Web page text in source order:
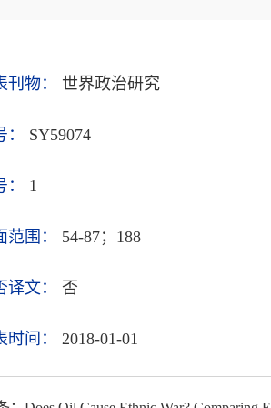
刊物： 世界政治研究
SY59074
1
范围： 54-87；188
译文： 否
时间： 2018-01-01